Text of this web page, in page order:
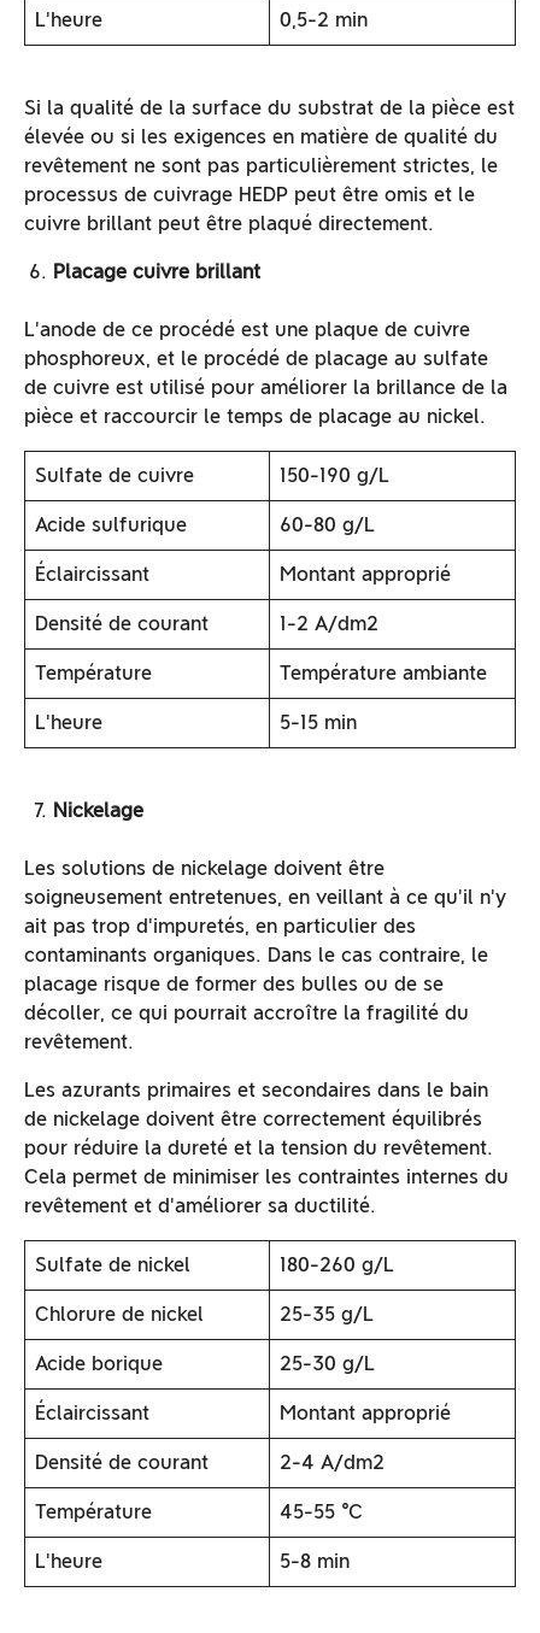
L'heure 0,5-2 min
Si la qualité de la surface du substrat de la pièce est
élevée ou si les exigences en matière de qualité du
revêtement ne sont pas particulièrement strictes, le
processus de cuivrage HEDP peut être omis et le
cuivre brillant peut être plaqué directement.
Placage cuivre brillant
L'anode de ce procédé est une plaque de cuivre
phosphoreux, et le procédé de placage au sulfate
de cuivre est utilisé pour améliorer la brillance de la
pièce et raccourcir le temps de placage au nickel.
Sulfate de cuivre 150-190 g/L
Acide sulfurique 60-80 g/L
Éclaircissant Montant approprié
Densité de courant 1-2 A/dm2
Température Température ambiante
L'heure 5-15 min
Nickelage
Les solutions de nickelage doivent être
soigneusement entretenues, en veillant à ce qu'il n'y
ait pas trop d'impuretés, en particulier des
contaminants organiques. Dans le cas contraire, le
placage risque de former des bulles ou de se
décoller, ce qui pourrait accroître la fragilité du
revêtement.
Les azurants primaires et secondaires dans le bain
de nickelage doivent être correctement équilibrés
pour réduire la dureté et la tension du revêtement.
Cela permet de minimiser les contraintes internes du
revêtement et d'améliorer sa ductilité.
Sulfate de nickel 180-260 g/L
Chlorure de nickel 25-35 g/L
Acide borique 25-30 g/L
Éclaircissant Montant approprié
Densité de courant 2-4 A/dm2
Température 45-55 ℃
L'heure 5-8 min